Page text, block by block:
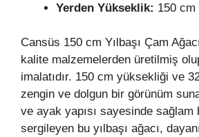
Yerden Yükseklik: 150 cm
Cansüs 150 cm Yılbaşı Çam
kalite malzemelerden üretilmiş
imalatıdır. 150 cm yüksekliği ve
zengin ve dolgun bir görünüm
ve ayak yapısı sayesinde sağlam
sergileyen bu yılbaşı ağacı,